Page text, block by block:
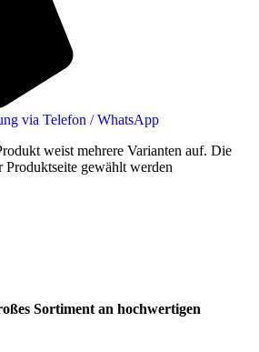
via Telefon / WhatsApp
weist mehrere Varianten auf. Die
gewählt werden
Sortiment an hochwertigen